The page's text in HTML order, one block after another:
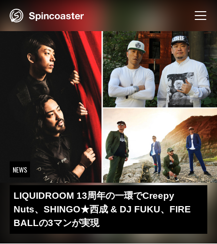
NEWS
LIQUIDROOM 13周年の一環でCreepy
Nuts、SHINGO★西成 & DJ FUKU、FIRE
BALLの3マンが実現